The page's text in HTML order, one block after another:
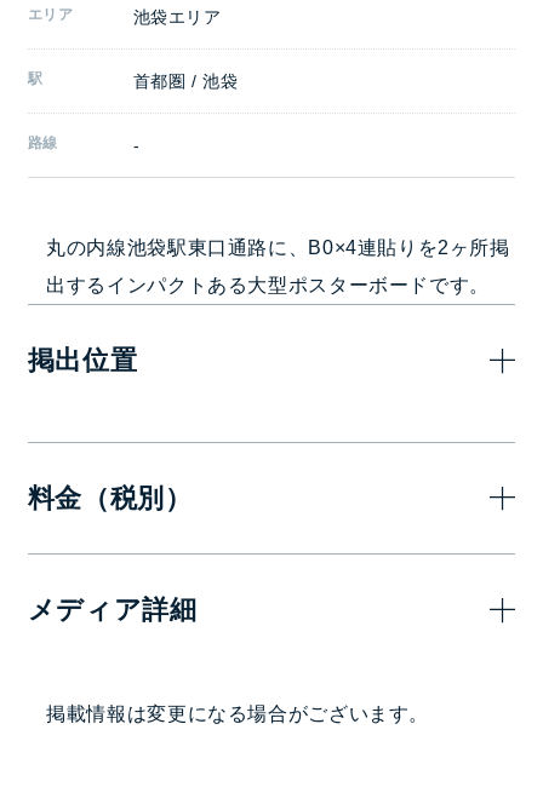
エリア 池袋エリア
駅 首都圏 / 池袋
路線 -
丸の内線池袋駅東口通路に、B0×4連貼りを2ヶ所掲
出するインパクトある大型ポスターボードです。
掲出位置
料金（税別）
7日(1週間)
—
メディア詳細
掲載情報は変更になる場合がございます。